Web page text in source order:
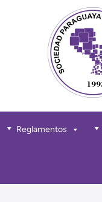
Reglamentos